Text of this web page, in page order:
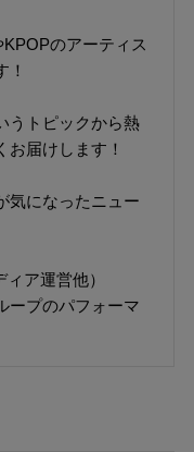
のアーティス
！
うトピックから熱
届けします！
気になったニュー
ア運営他）
ープのパフォーマ